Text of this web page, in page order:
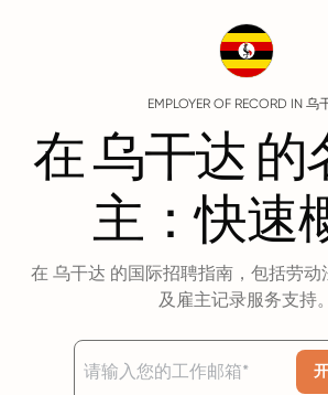
EMPLOYER OF RECORD IN 乌
在 乌干达 的
主：快速
在 乌干达 的国际招聘指南，包括劳动
及雇主记录服务支持。